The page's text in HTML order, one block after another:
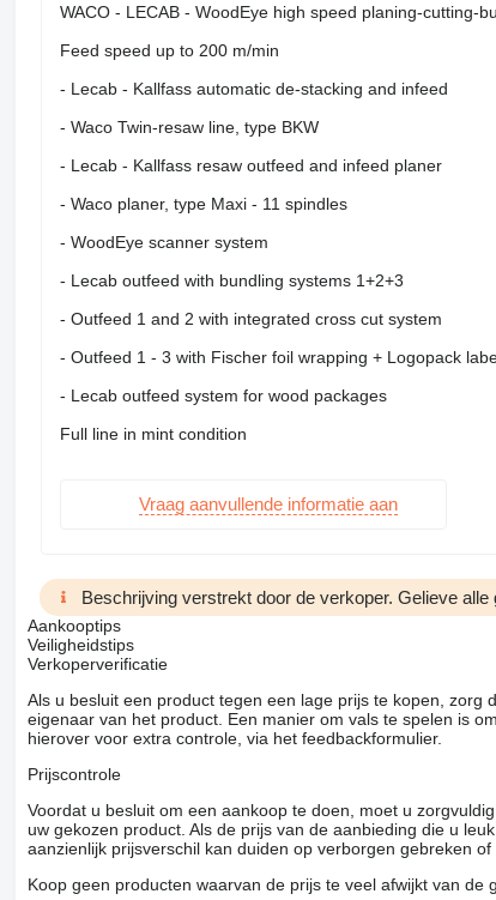
WACO - LECAB - WoodEye high speed planing-cutting-
Feed speed up to 200 m/min
- Lecab - Kallfass automatic de-stacking and infeed
- Waco Twin-resaw line, type BKW
- Lecab - Kallfass resaw outfeed and infeed planer
- Waco planer, type Maxi - 11 spindles
- WoodEye scanner system
- Lecab outfeed with bundling systems 1+2+3
- Outfeed 1 and 2 with integrated cross cut system
- Outfeed 1 - 3 with Fischer foil wrapping + Logopack
- Lecab outfeed system for wood packages
Full line in mint condition
Vraag aanvullende informatie aan
Beschrijving verstrekt door de verkoper. Gelieve
Aankooptips
Veiligheidstips
Verkoperverificatie
Als u besluit een product tegen een lage prijs te kopen,
eigenaar van het product. Een manier om vals te spelen is
hierover voor extra controle, via het feedbackformulier.
Prijscontrole
Voordat u besluit om een ​​aankoop te doen, moet u
uw gekozen product. Als de prijs van de aanbieding die u
aanzienlijk prijsverschil kan duiden op verborgen gebreken
Koop geen producten waarvan de prijs te veel afwijkt van de